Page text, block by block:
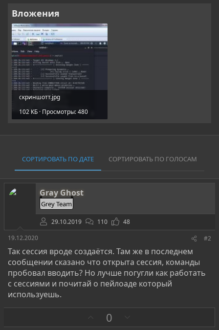
Вложения
скриншотт.jpg
102 КБ · Просмотры: 480
СОРТИРОВАТЬ ПО ДАТЕ СОРТИРОВАТЬ ПО ГОЛОСАМ
Gray Ghost
Grey Team
29.10.2019 110
48
19.12.2020
#2
Так сессия вроде создаётся. Там же в последнем
сообщении сказано что открыта сессия, команды
пробовал вводить? Но лучше погугли как работать
с сессиями и почитай о пейлоаде который
используешь.
0